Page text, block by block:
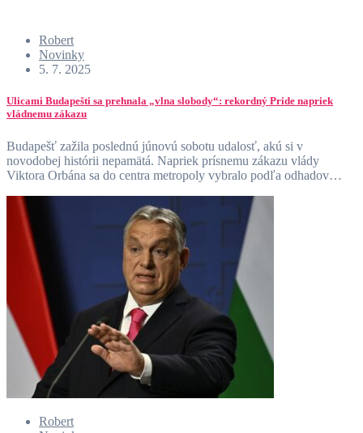
Robert
Novinky
5. 7. 2025
Ulicami Budapešti sa prehnala „vlna slobody“: rekordný Pride napriek
vládnemu zákazu
Budapešť zažila poslednú júnovú sobotu udalosť, akú si v
novodobej histórii nepamätá. Napriek prísnemu zákazu vlády
Viktora Orbána sa do centra metropoly vybralo podľa odhadov…
Robert